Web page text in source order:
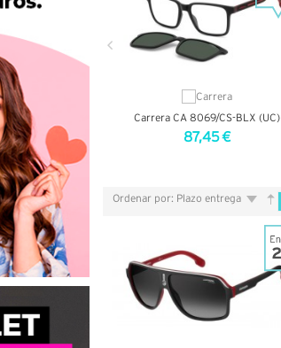
Carrera CA 8069/CS-BLX (UC)
87,45 €
Ordenar por: Plazo entrega